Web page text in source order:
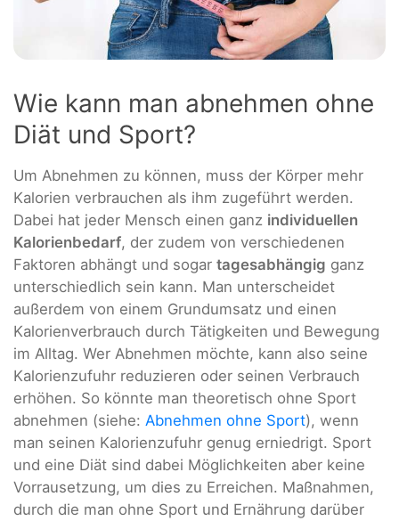
Wie kann man abnehmen ohne
Diät und Sport?
Um Abnehmen zu können, muss der Körper mehr
Kalorien verbrauchen als ihm zugeführt werden.
Dabei hat jeder Mensch einen ganz individuellen
Kalorienbedarf, der zudem von verschiedenen
Faktoren abhängt und sogar tagesabhängig ganz
unterschiedlich sein kann. Man unterscheidet
außerdem von einem Grundumsatz und einen
Kalorienverbrauch durch Tätigkeiten und Bewegung
im Alltag. Wer Abnehmen möchte, kann also seine
Kalorienzufuhr reduzieren oder seinen Verbrauch
erhöhen. So könnte man theoretisch ohne Sport
abnehmen (siehe: Abnehmen ohne Sport), wenn
man seinen Kalorienzufuhr genug erniedrigt. Sport
und eine Diät sind dabei Möglichkeiten aber keine
Vorrausetzung, um dies zu Erreichen. Maßnahmen,
durch die man ohne Sport und Ernährung darüber